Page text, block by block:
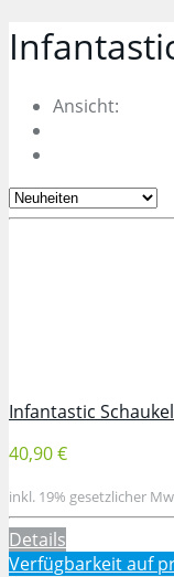
Ansicht:
Infantastic
40,90 €
inkl. 19% gesetzlicher
Details
Verfügbarkeit auf